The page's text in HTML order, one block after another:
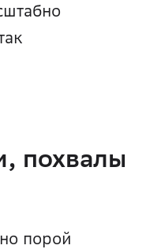
похвалы
порой